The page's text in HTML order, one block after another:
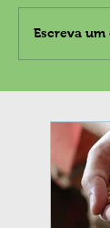
Escreva